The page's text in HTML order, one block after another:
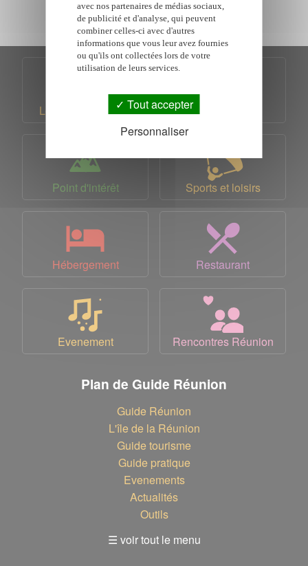
Location de voiture Billet d'avion
Point d'intérêt Sports et loisirs
Hébergement Restaurant
Evenement Rencontres Réunion
Plan de Guide Réunion
Guide Réunion
L'île de la Réunion
Guide tourisme
Guide pratique
Evenements
Actualités
Outils
☰ voir tout le menu
avec nos partenaires de médias sociaux,
de publicité et d'analyse, qui peuvent
combiner celles-ci avec d'autres
informations que vous leur avez fournies
ou qu'ils ont collectées lors de votre
utilisation de leurs services.
Tout accepter
Personnaliser